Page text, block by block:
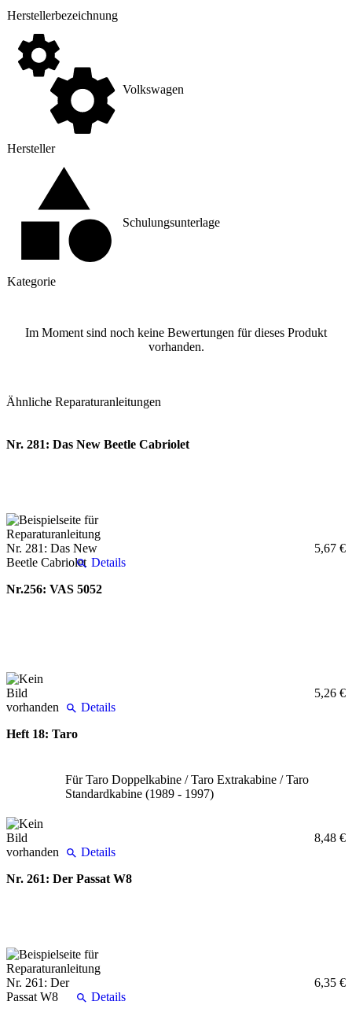
Hersteller­bezeichnung
Hersteller
Volkswagen
Kategorie
Schulungsunterlage
Im Moment sind noch keine Bewertungen für dieses Produkt
vorhanden.
Ähnliche Reparaturanleitungen
Nr. 281: Das New Beetle Cabriolet
5,67 €
Details
Nr.256: VAS 5052
5,26 €
Details
Heft 18: Taro
Für Taro Doppelkabine / Taro Extrakabine / Taro
Standardkabine (1989 - 1997)
8,48 €
Details
Nr. 261: Der Passat W8
6,35 €
Details